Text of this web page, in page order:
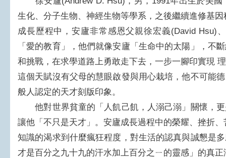
生化、分子生物、神經生物等學系，之後繼續進修基
成長歷程中，安廬非常感恩父親徐宏義(David Hsu)
「愛的教育」，他們就像安廬「生命中的太陽」，不
和挑戰，在求學道路上勇敢走下去，一步一腳印實現
這個天賦沒有父母的慧眼啟發與用心栽培，他不可能
般人認定的天才刻版印象。
他對世界貧童的「人飢己飢，人溺己溺」關懷，更
讓他「不只是天才」。安廬成長過程中的榮耀、挫折
知識的渴求到什麼瘋狂程度，對生活的認真與誠懇是
才是百分之九十九的汗水加上百分之ㄧ的靈感」的真